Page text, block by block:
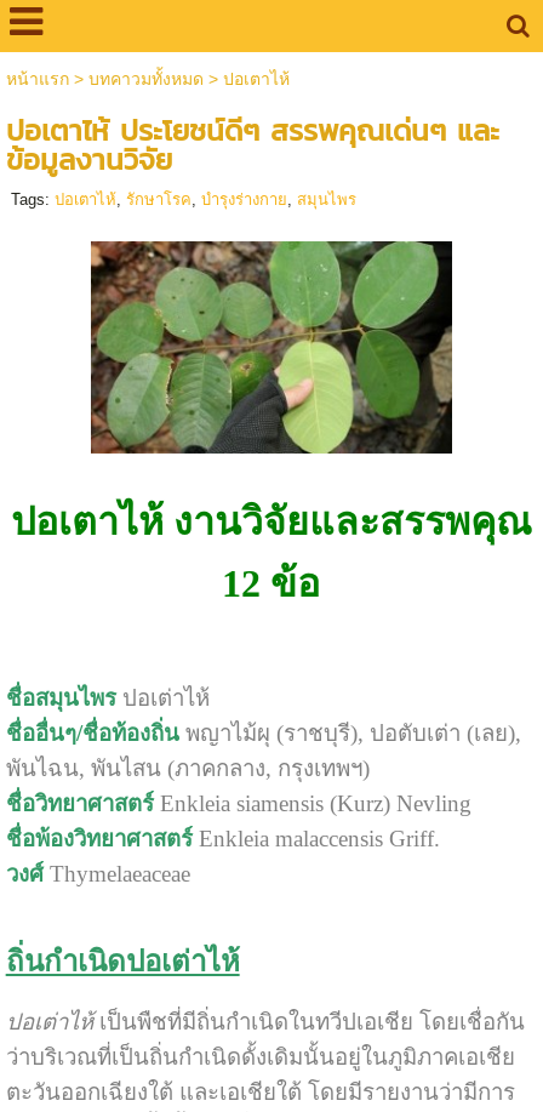
หน้าแรก> บทคาวมทั้งหมด > ปอเตาไห้
ปอเตาไห้ ประโยชน์ดีๆ สรรพคุณเด่นๆ และ
ข้อมูลงานวิจัย
Tags: ปอเตาไห้, รักษาโรค, บำรุงร่างกาย, สมุนไพร
ปอเตาไห้ งานวิจัยและสรรพคุณ
12 ข้อ
ชื่อสมุนไพรปอเต่าไห้
ชื่ออื่นๆ/ชื่อท้องถิ่นพญาไม้ผุ (ราชบุรี), ปอตับเต่า (เลย),
พันไฉน, พันไสน (ภาคกลาง, กรุงเทพฯ)
ชื่อวิทยาศาสตร์Enkleia siamensis (Kurz) Nevling
ชื่อพ้องวิทยาศาสตร์Enkleia malaccensis Griff.
วงศ์Thymelaeaceae
ถิ่นกำเนิดปอเต่าไห้
ปอเต่าไห้เป็นพืชที่มีถิ่นกำเนิดในทวีปเอเชีย โดยเชื่อกัน
ว่าบริเวณที่เป็นถิ่นกำเนิดดั้งเดิมนั้นอยู่ในภูมิภาคเอเชีย
ตะวันออกเฉียงใต้ และเอเชียใต้ โดยมีรายงานว่ามีการ